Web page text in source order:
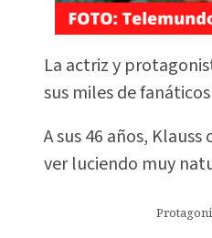
La actriz y
sus miles de
A sus 46 años,
ver luciendo muy